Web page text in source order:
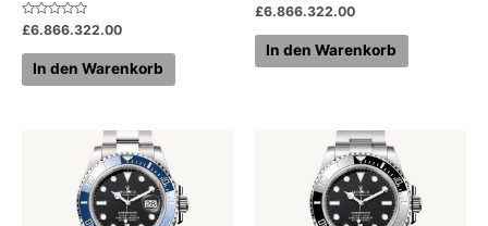
Bewertet
mit
0
von
£6.866.322.00
In den Warenkorb
Bewertet
mit
0
von
£6.866.322.00
In den Warenkorb